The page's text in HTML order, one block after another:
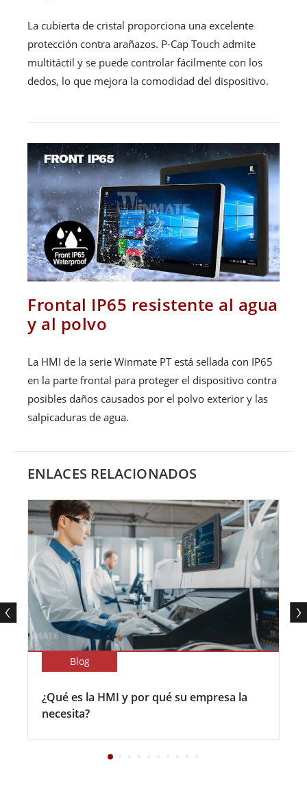
La cubierta de cristal proporciona una excelente
protección contra arañazos. P-Cap Touch admite
multitáctil y se puede controlar fácilmente con los
dedos, lo que mejora la comodidad del dispositivo.
Frontal IP65 resistente al agua
y al polvo
La HMI de la serie Winmate PT está sellada con IP65
en la parte frontal para proteger el dispositivo contra
posibles daños causados ​​por el polvo exterior y las
salpicaduras de agua.
ENLACES RELACIONADOS
Blog
¿Qué es la HMI y por qué su empresa la
necesita?